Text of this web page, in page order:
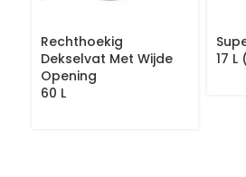
Rechthoekig
Dekselvat Met Wijde
Opening
60 L
17 L